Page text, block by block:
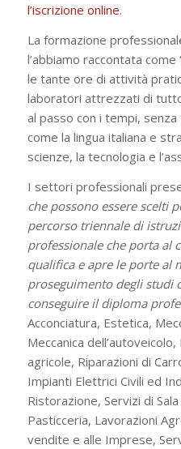
l’iscrizione online.
La formazione
l’abbiamo raccontata come
le tante ore di attività
laboratori attrezzati di
al passo con i tempi,
come la lingua italiana e
scienze, la tecnologia e
I settori professionali
che possono essere scelti
percorso triennale di
professionale che porta al
qualifica e apre le porte al
proseguimento degli studi
conseguire il diploma
Acconciatura, Estetica,
Meccanica
agricole, Riparazioni di
Impianti Elettrici Civili ed
Ristorazione, Servizi di
Pasticceria, Lavorazioni
vendite e alle Imprese,